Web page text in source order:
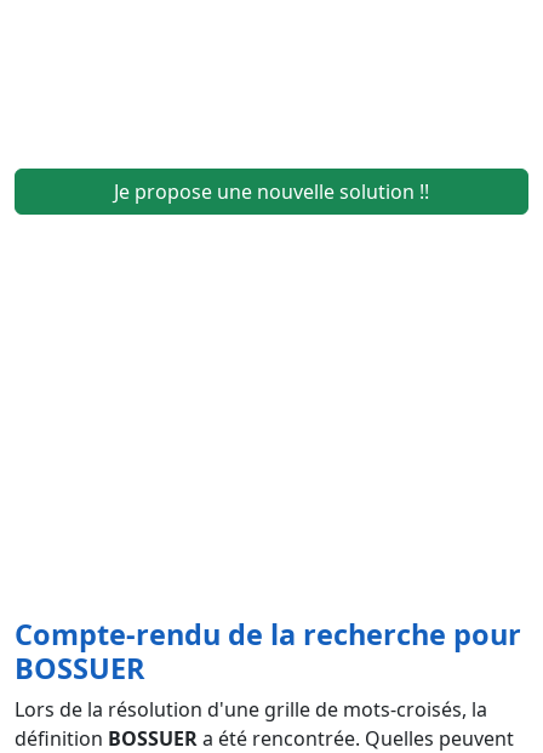
Je propose une nouvelle solution !!
Compte-rendu de la recherche pour
BOSSUER
Lors de la résolution d'une grille de mots-croisés, la
définition BOSSUERa été rencontrée. Quelles peuvent